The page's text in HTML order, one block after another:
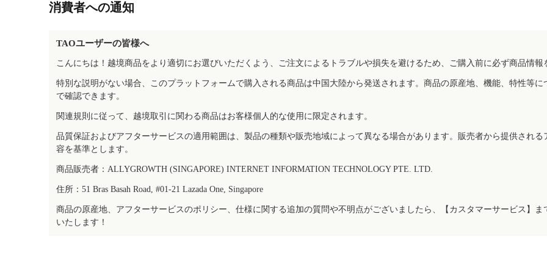
消費者への通知
TAOユーザーの皆様へ
こんにちは！越境商品をより適切にお選びいただくよう、ご注文によるトラブルや損失を避けるため、ご購入前に必ず商品情報
特別な説明がない場合、このプラットフォームで購入される商品は中国大陸から発送されます。商品の原産地、機能、特性等
で確認できます。
関連規則に従って、越境取引に関わる商品はお客様個人的な使用に限定されます。
品質保証およびアフターサービスの適用範囲は、製品の種類や販売地域によって異なる場合があります。販売者から提供され
容を基準とします。
商品販売者：ALLYGROWTH (SINGAPORE) INTERNET INFORMATION TECHNOLOGY PTE. LTD.
住所：51 Bras Basah Road, #01-21 Lazada One, Singapore
商品の原産地、アフターサービスのポリシー、仕様に関する追加の質問や不明点がございましたら、【カスタマーサービス】
いたします！